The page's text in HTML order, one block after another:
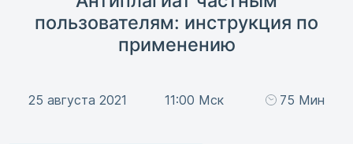
пользователям: инструкция по
применению
25 августа 2021 11:00 Мск 75 Мин